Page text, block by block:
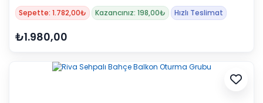
Sepette: 1.782,00₺ Kazancınız: 198,00₺ Hızlı Teslimat
₺1.980,00